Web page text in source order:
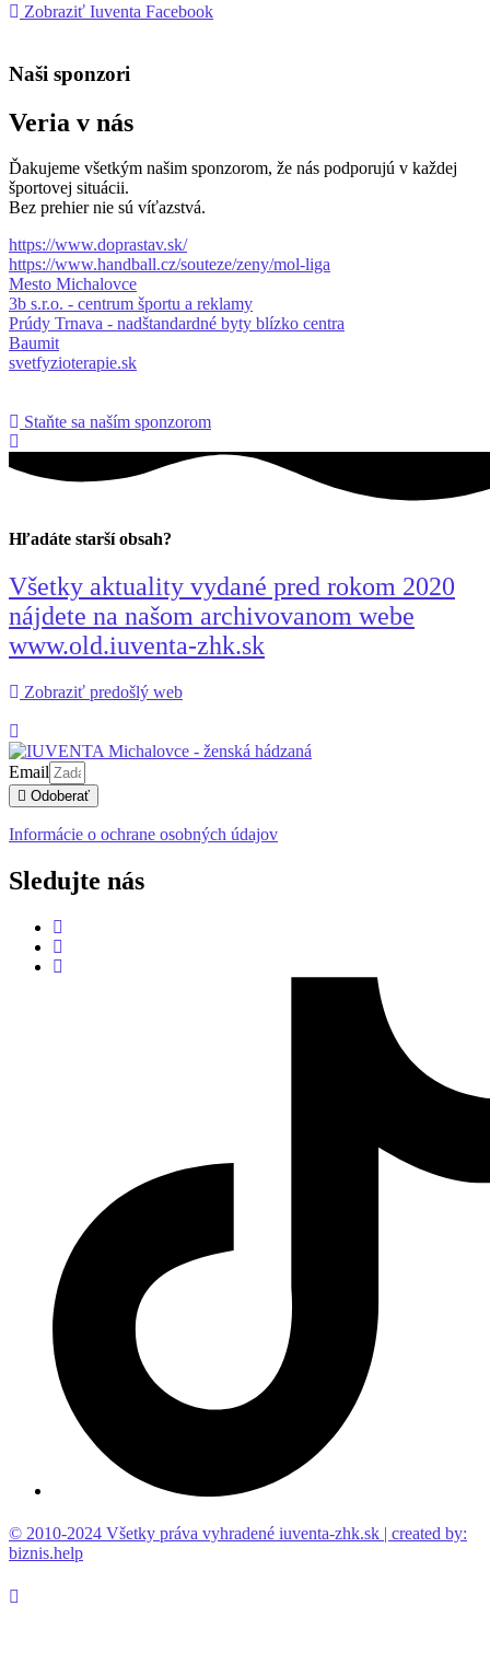
Zobraziť Iuventa Facebook
Naši sponzori
Veria v nás
Ďakujeme všetkým našim sponzorom, že nás podporujú v každej
športovej situácii.
Bez prehier nie sú víťazstvá.
https://www.doprastav.sk/
https://www.handball.cz/souteze/zeny/mol-liga
Mesto Michalovce
3b s.r.o. - centrum športu a reklamy
Prúdy Trnava - nadštandardné byty blízko centra
Baumit
svetfyzioterapie.sk
Staňte sa naším sponzorom
Hľadáte starší obsah?
Všetky aktuality vydané pred rokom 2020
nájdete na našom archivovanom webe
www.old.iuventa-zhk.sk
Zobraziť predošlý web
Email
Odoberať
Informácie o ochrane osobných údajov
Sledujte nás
© 2010-2024 Všetky práva vyhradené iuventa-zhk.sk | created by:
biznis.help